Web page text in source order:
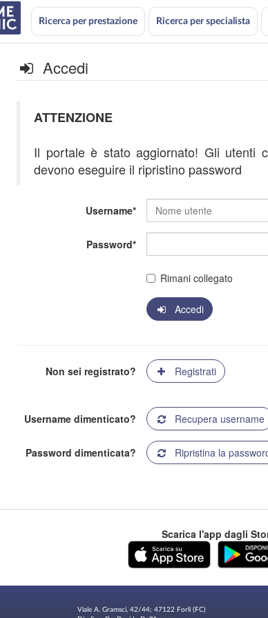
Ricerca per prestazione Ricerca per specialista
Accedi
ATTENZIONE
Il portale è stato aggiornato! Gli utenti
devono eseguire il ripristino password
Username
Password
Rimani collegato
Accedi
Non sei registrato? Registrati
Username dimenticato? Recupera username
Password dimenticata? Ripristina la
Scarica l'app dagli
Viale A. Gramsci, 42/44; 47122 Forlì (FC)